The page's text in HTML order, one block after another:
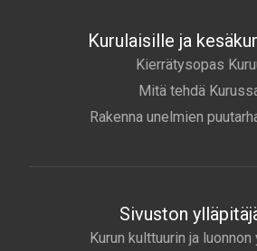
Kurulaisille ja
Kierrätysopas
Mitä tehdä
Rakenna unelmien
Sivuston
Kurun kulttuurin ja